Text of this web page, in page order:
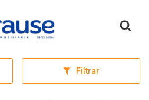
inicial
Filtrar